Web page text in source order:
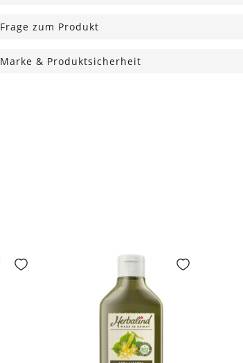
Frage zum Produkt
Marke & Produktsicherheit